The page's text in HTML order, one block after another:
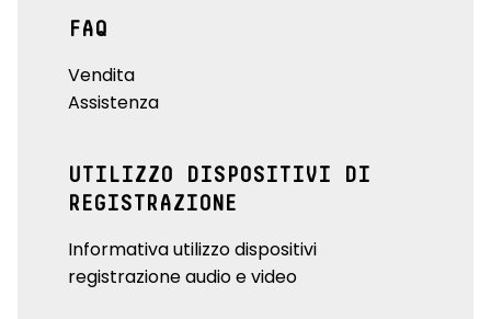
FAQ
Vendita
Assistenza
UTILIZZO DISPOSITIVI DI
REGISTRAZIONE
Informativa utilizzo dispositivi
registrazione audio e video